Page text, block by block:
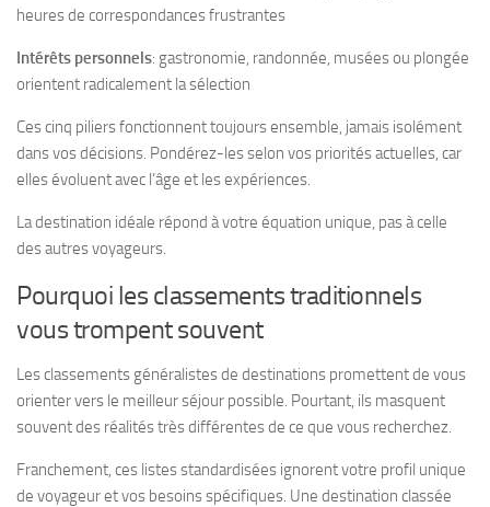
heures de correspondances frustrantes
Intérêts personnels: gastronomie, randonnée, musées ou plongée
orientent radicalement la sélection
Ces cinq piliers fonctionnent toujours ensemble, jamais isolément
dans vos décisions. Pondérez-les selon vos priorités actuelles, car
elles évoluent avec l’âge et les expériences.
La destination idéale répond à votre équation unique, pas à celle
des autres voyageurs.
Pourquoi les classements traditionnels
vous trompent souvent
Les classements généralistes de destinations promettent de vous
orienter vers le meilleur séjour possible. Pourtant, ils masquent
souvent des réalités très différentes de ce que vous recherchez.
Franchement, ces listes standardisées ignorent votre profil unique
de voyageur et vos besoins spécifiques. Une destination classée